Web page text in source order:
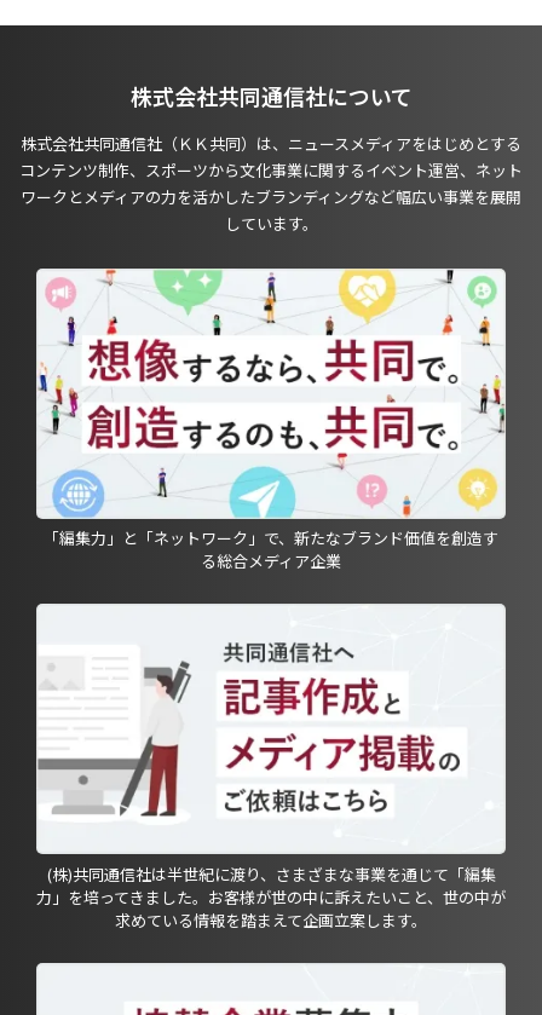
株式会社共同通信社について
株式会社共同通信社（ＫＫ共同）は、ニュースメディアをはじめとする
コンテンツ制作、スポーツから文化事業に関するイベント運営、ネット
ワークとメディアの力を活かしたブランディングなど幅広い事業を展開
しています。
「編集力」と「ネットワーク」で、新たなブランド価値を創造す
る総合メディア企業
(株)共同通信社は半世紀に渡り、さまざまな事業を通じて「編集
力」を培ってきました。お客様が世の中に訴えたいこと、世の中が
求めている情報を踏まえて企画立案します。